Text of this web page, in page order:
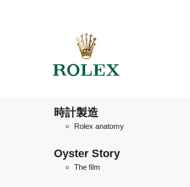
時計製造
Rolex anatomy
Oyster Story
The film